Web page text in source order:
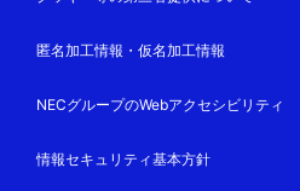
匿名加工情報・仮名加工情報
NECグループのWebアクセシビリティ
情報セキュリティ基本方針